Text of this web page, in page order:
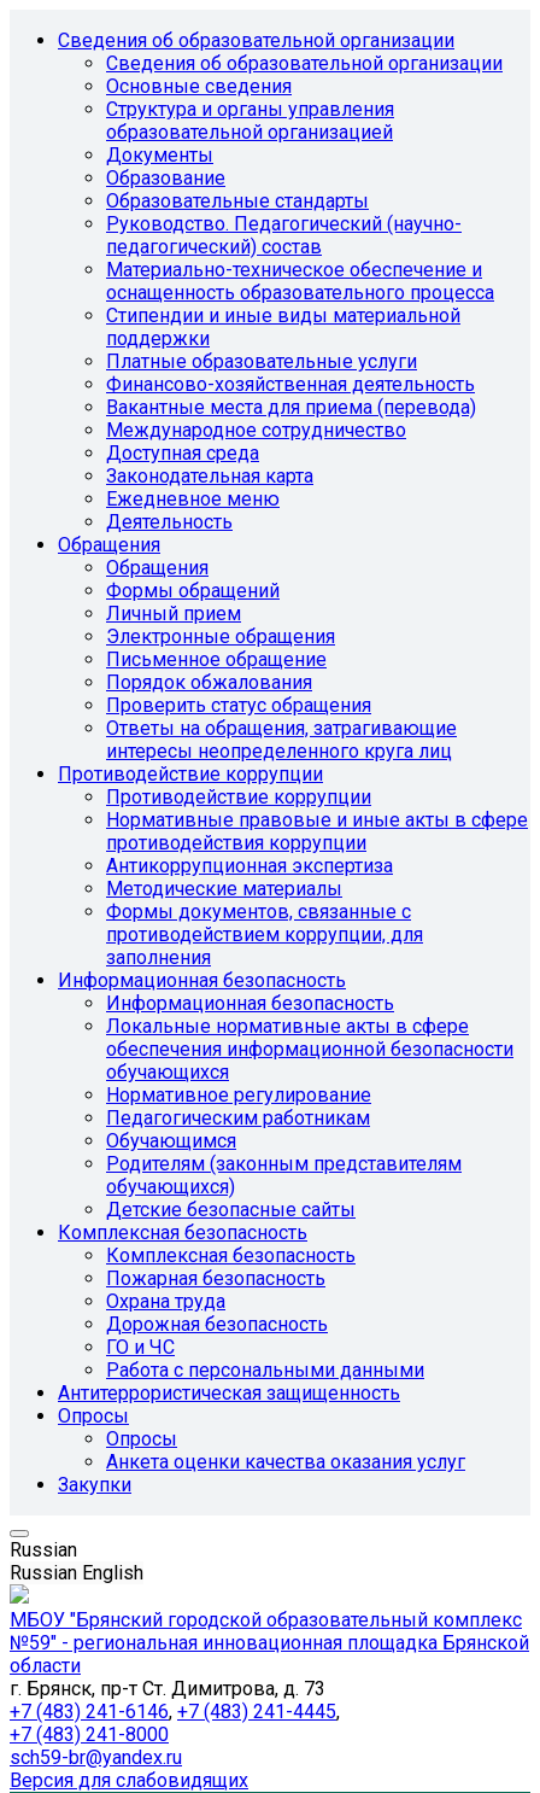
Сведения об образовательной организации
Сведения об образовательной организации
Основные сведения
Структура и органы управления
образовательной организацией
Документы
Образование
Образовательные стандарты
Руководство. Педагогический (научно-
педагогический) состав
Материально-техническое обеспечение и
оснащенность образовательного процесса
Стипендии и иные виды материальной
поддержки
Платные образовательные услуги
Финансово-хозяйственная деятельность
Вакантные места для приема (перевода)
Международное сотрудничество
Доступная среда
Законодательная карта
Ежедневное меню
Деятельность
Обращения
Обращения
Формы обращений
Личный прием
Электронные обращения
Письменное обращение
Порядок обжалования
Проверить статус обращения
Ответы на обращения, затрагивающие
интересы неопределенного круга лиц
Противодействие коррупции
Противодействие коррупции
Нормативные правовые и иные акты в сфере
противодействия коррупции
Антикоррупционная экспертиза
Методические материалы
Формы документов, связанные с
противодействием коррупции, для
заполнения
Информационная безопасность
Информационная безопасность
Локальные нормативные акты в сфере
обеспечения информационной безопасности
обучающихся
Нормативное регулирование
Педагогическим работникам
Обучающимся
Родителям (законным представителям
обучающихся)
Детские безопасные сайты
Комплексная безопасность
Комплексная безопасность
Пожарная безопасность
Охрана труда
Дорожная безопасность
ГО и ЧС
Работа с персональными данными
Антитеррористическая защищенность
Опросы
Опросы
Анкета оценки качества оказания услуг
Закупки
Russian
Russian English
МБОУ "Брянский городской образовательный комплекс
№59" - региональная инновационная площадка Брянской
области
г. Брянск, пр-т Ст. Димитрова, д. 73
+7 (483) 241-6146, +7 (483) 241-4445,
+7 (483) 241-8000
sch59-br@yandex.ru
Версия для слабовидящих